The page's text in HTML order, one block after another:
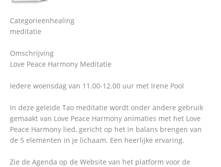
Categorieënhealing
meditatie
Omschrijving
Love Peace Harmony Meditatie
Iedere woensdag van 11.00-12.00 uur met Irene Pool
In deze geleide Tao meditatie wordt onder andere gebruik
gemaakt van Love Peace Harmony animaties met het Love
Peace Harmony lied, gericht op het in balans brengen van
de 5 elementen in je lichaam. Een heerlijke ervaring.
Zie de Agenda op de Website van het platform voor de